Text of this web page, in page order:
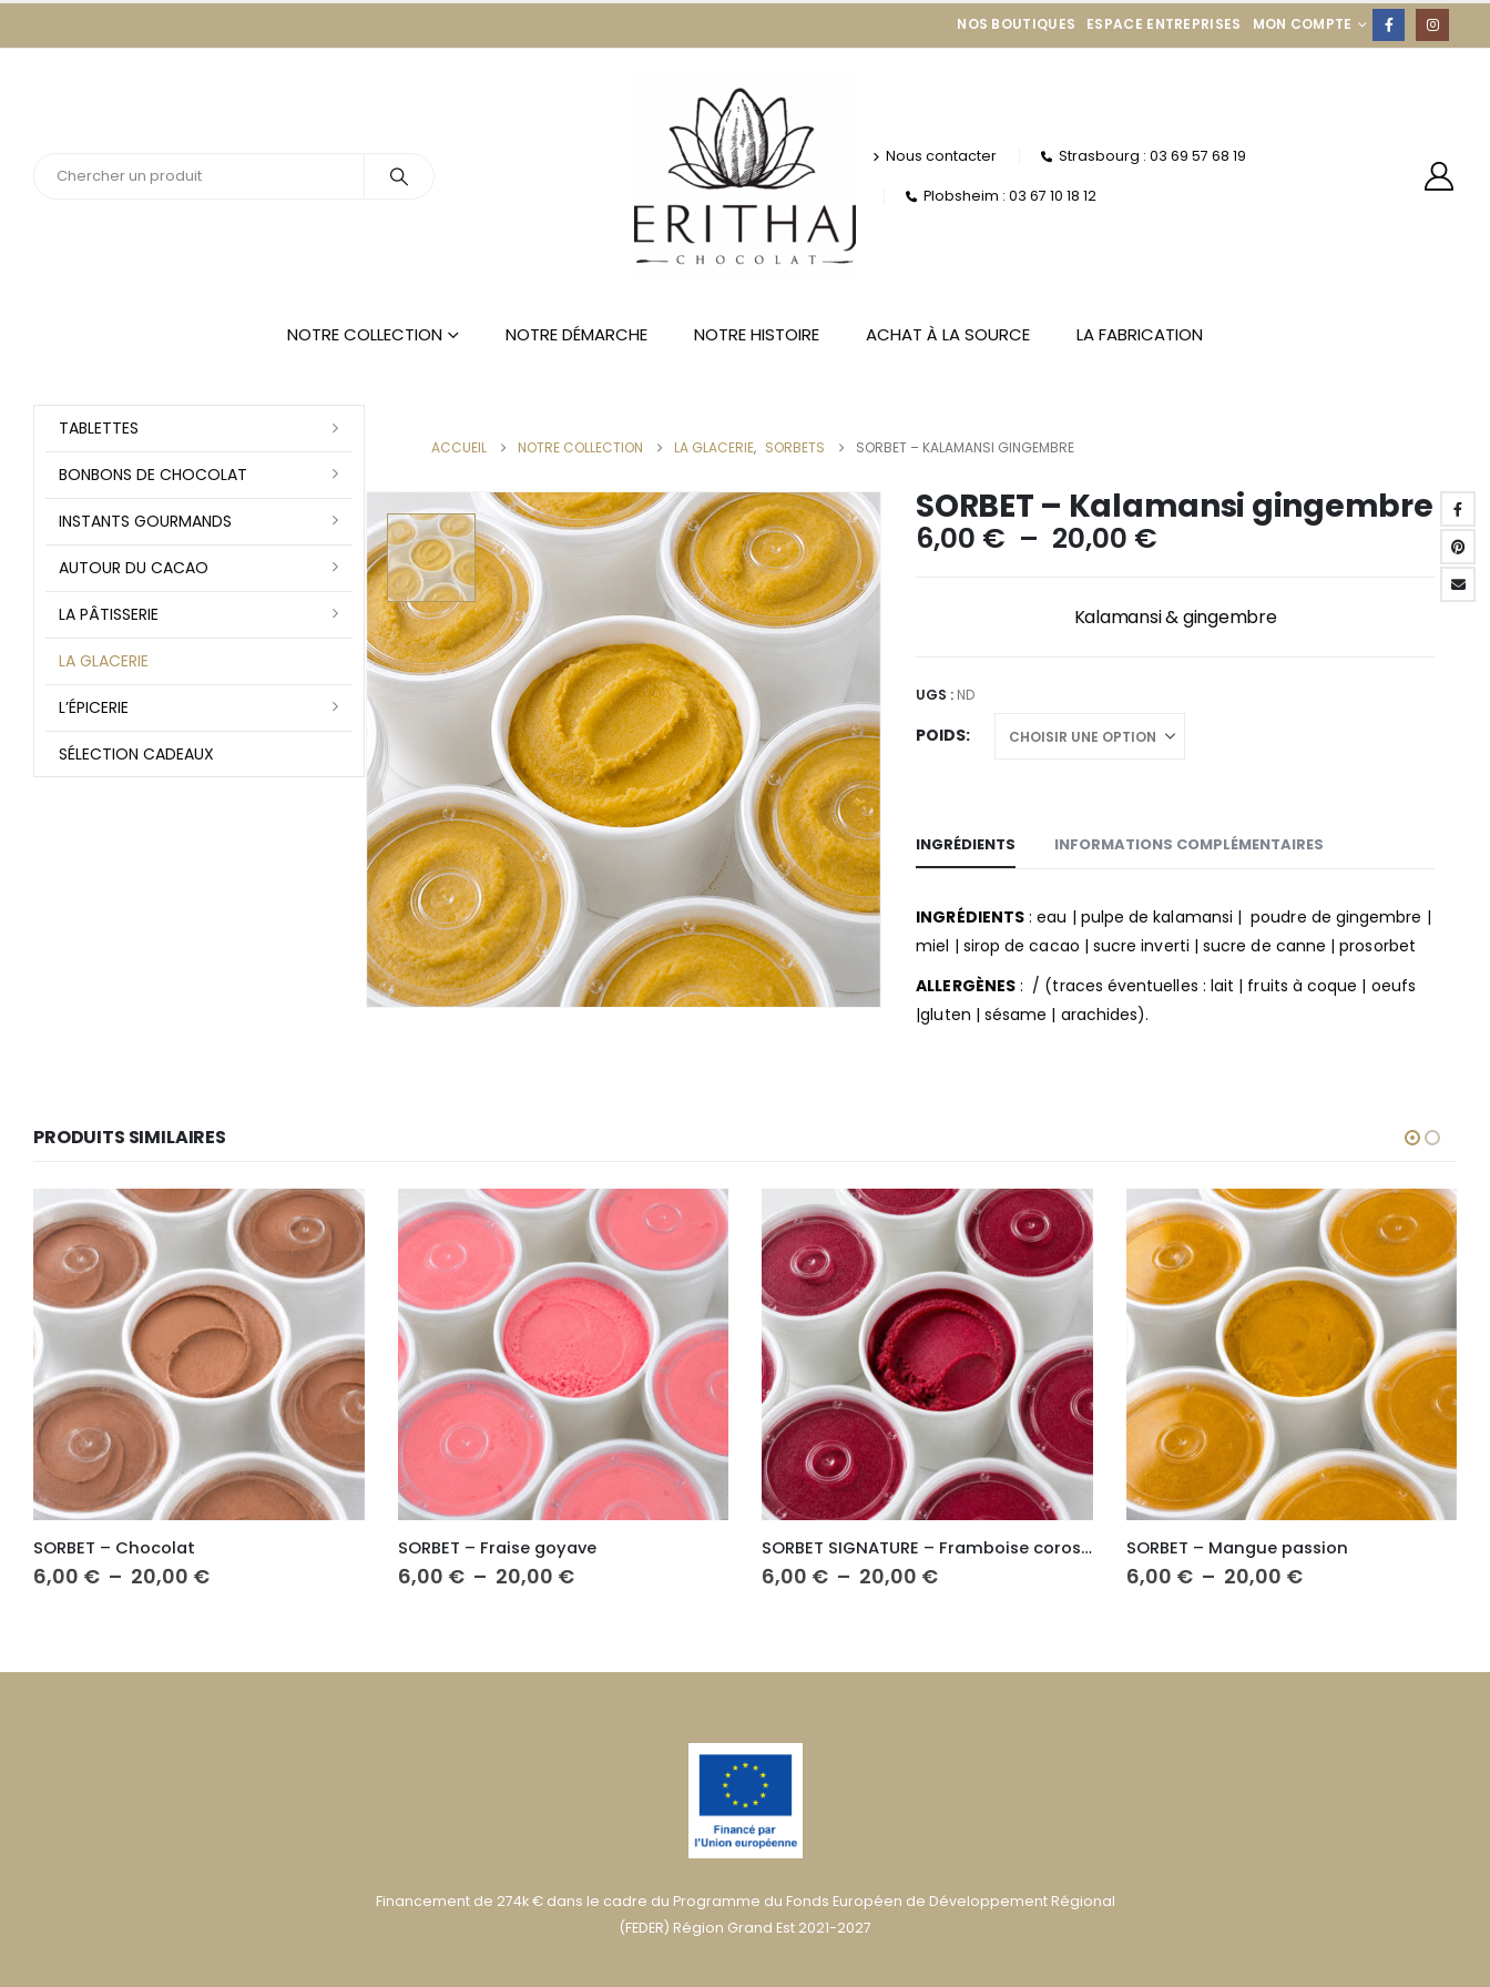
NOS BOUTIQUES ESPACE ENTREPRISES MON COMPTE
Nous contacter Strasbourg : 03 69 57 68 19
Plobsheim : 03 67 10 18 12
NOTRE COLLECTION NOTRE DÉMARCHE NOTRE HISTOIRE ACHAT À LA SOURCE LA FABRICATION
ACCUEIL NOTRE COLLECTION LA GLACERIE, SORBETS SORBET – KALAMANSI GINGEMBRE
SORBET – Kalamansi gingembre
6,00 € – 20,00 €
6,00 €
Kalamansi & gingembre
UGS : ND
POIDS
INGRÉDIENTS INFORMATIONS COMPLÉMENTAIRES
INGRÉDIENTS : eau | pulpe de kalamansi | poudre de gingembre |
miel | sirop de cacao | sucre inverti | sucre de canne | prosorbet
ALLERGÈNES: / (traces éventuelles : lait | fruits à coque | oeufs
|gluten | sésame | arachides).
TABLETTES
BONBONS DE CHOCOLAT
INSTANTS GOURMANDS
AUTOUR DU CACAO
LA PÂTISSERIE
LA GLACERIE
L’ÉPICERIE
SÉLECTION CADEAUX
PRODUITS SIMILAIRES
SORBET – Fraise goyave
6,00 € – 20,00 €Plage
20,00 €
6,00 € – 20,00 €Plage
20,00 €
SORBET – Mangue passion
6,00 € – 20,00 €Plage
20,00 €
GLACE – Vanille
6,00 € – 20,00 €Plage
20,00 €
Financement de 274k € dans le cadre du Programme du Fonds Européen de Développement Régional
(FEDER) Région Grand Est 2021-2027